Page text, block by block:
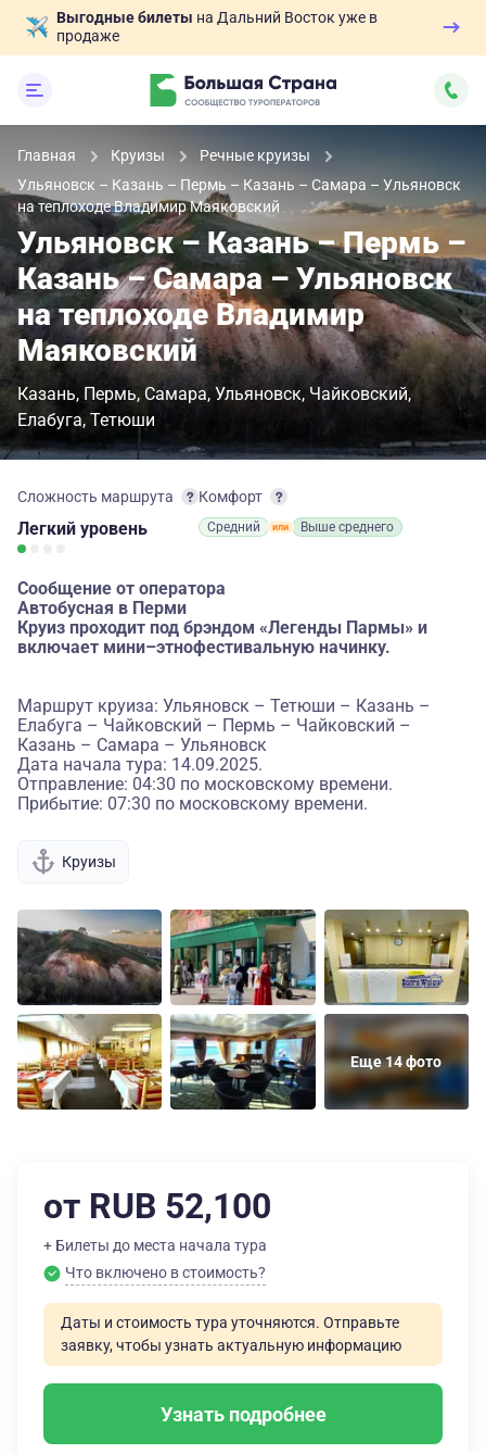
Выгодные билеты на Дальний Восток уже в
продаже
Главная Круизы
Речные круизы
Ульяновск – Казань – Пермь – Казань – Самара – Ульяновск
на теплоходе Владимир Маяковский
Ульяновск – Казань – Пермь –
Казань – Самара – Ульяновск
на теплоходе Владимир
Маяковский
Казань Пермь Самара Ульяновск Чайковский
Елабуга Тетюши
Сложность маршрута
Легкий уровень
Комфорт
Средний Выше среднего
Сообщение от оператора
Автобусная в Перми
Круиз проходит под брэндом «Легенды Пармы» и
включает мини–этнофестивальную начинку.
Маршрут круиза: Ульяновск – Тетюши – Казань –
Елабуга – Чайковский – Пермь – Чайковский –
Казань – Самара – Ульяновск
Дата начала тура: 14.09.2025.
Отправление: 04:30 по московскому времени.
Прибытие: 07:30 по московскому времени.
Круизы
Еще 14 фото
от RUB 52,100
+ Билеты до места начала тура
Что включено в стоимость?
Даты и стоимость тура уточняются. Отправьте
заявку, чтобы узнать актуальную информацию
Узнать подробнее